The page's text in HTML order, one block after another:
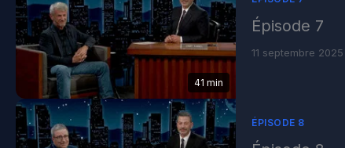
41 min
Épisode 7
11 septembre 2025
ÉPISODE 8